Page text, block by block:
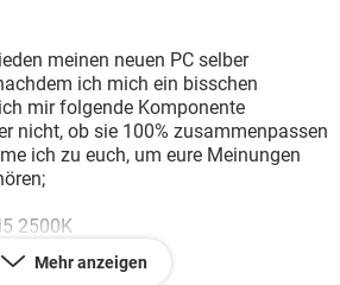
HARDWARE
INSTAGRAM
TIKTOK
HARDWARE
meinen neuen PC selber
ich mich ein bisschen
mir folgende Komponente
nicht, ob sie 100% zusammenpassen
ich zu euch, um eure Meinungen
2500K
p67 rev 3.0
8GB / 1866Mhz CORSAIR
Mehr anzeigen